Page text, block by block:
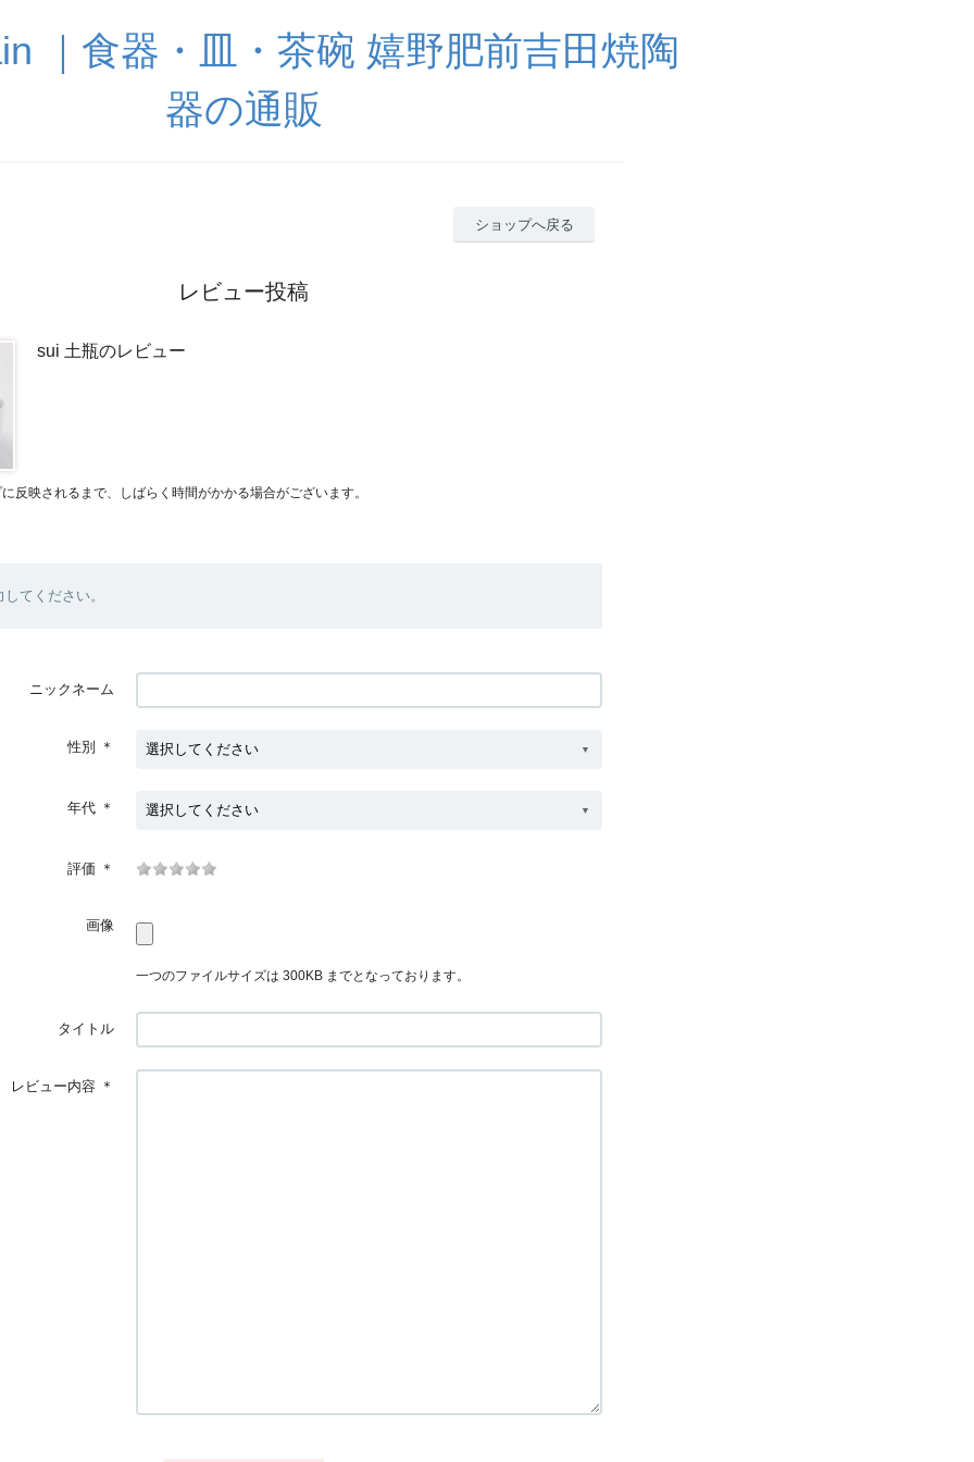
｜食器・皿・茶碗 嬉野肥前吉田焼陶
器の通販
ショップへ戻る
レビュー投稿
sui 土瓶のレビュー
反映されるまで、しばらく時間がかかる場合がございます。
てください。
ニックネーム
性別 ＊
年代 ＊
評価 ＊
画像
一つのファイルサイズは 300KB までとなっております。
タイトル
レビュー内容 ＊